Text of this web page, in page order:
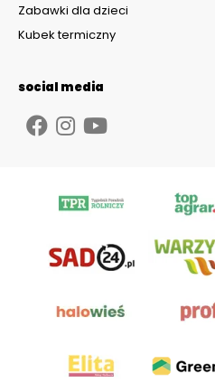
Zabawki dla dzieci
Kubek termiczny
social media